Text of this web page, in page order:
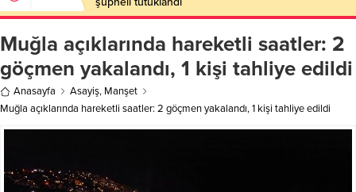
Muğla açıklarında hareketli saatler: 2
göçmen yakalandı, 1 kişi tahliye edildi
Anasayfa Asayiş, Manşet
Muğla açıklarında hareketli saatler: 2 göçmen yakalandı, 1 kişi tahliye edildi